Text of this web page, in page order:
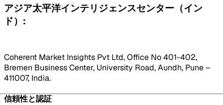
アジア太平洋インテリジェンスセンター（イン
ド）:
Coherent Market Insights Pvt Ltd, Office No 401-402,
Bremen Business Center, University Road, Aundh, Pune –
411007, India.
信頼性と認証